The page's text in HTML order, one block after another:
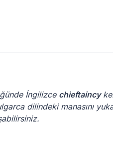
İngilizce chieftaincy
dilindeki manasını